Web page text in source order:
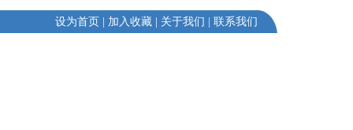
设为首页 加入收藏| 关于我们 联系我们